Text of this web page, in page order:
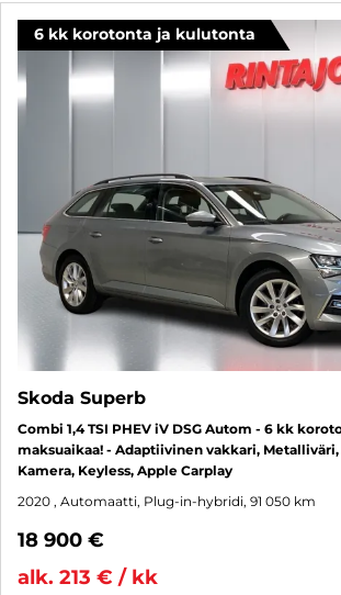
6 kk korotonta ja kulutonta
Skoda Superb
Combi 1,4 TSI PHEV iV DSG Autom - 6 kk
maksuaikaa! - Adaptiivinen vakkari, Metalliväri,
Kamera, Keyless, Apple Carplay
2020 , Automaatti, Plug-in-hybridi, 91 050 km
18 900 €
alk. 213 € / kk